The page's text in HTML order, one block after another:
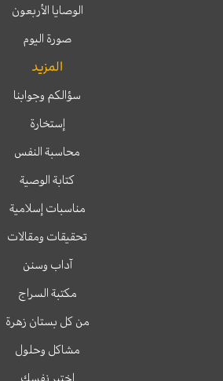
الوصايا الأربعون
صورة اليوم
المزيد
سؤالكم وجوابنا
إستخارة
محاسبة النفس
كتابة الوصية
مناسبات إسلامية
تحقيقات ومقالات
آداب وسنن
مكتبة السراج
من كل بستان زهرة
مشاكل وحلول
اختبر نفسك